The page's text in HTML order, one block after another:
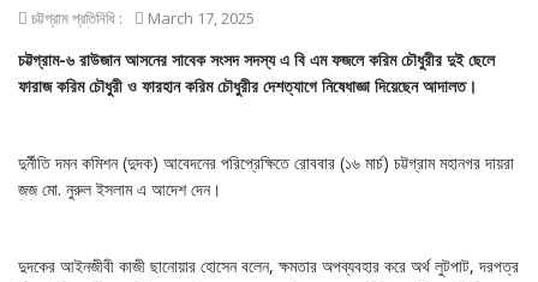
চট্টগ্রাম প্রতিনিধি : March 17, 2025
চট্টগ্রাম-৬ রাউজান আসনের সাবেক সংসদ সদস্য এ বি এম ফজলে করিম চৌধুরীর দুই ছেলে
ফারাজ করিম চৌধুরী ও ফারহান করিম চৌধুরীর দেশত্যাগে নিষেধাজ্ঞা দিয়েছেন আদালত।
দুর্নীতি দমন কমিশন (দুদক) আবেদনের পরিপ্রেক্ষিতে রোববার (১৬ মার্চ) চট্টগ্রাম মহানগর দায়রা
জজ মো. নুরুল ইসলাম এ আদেশ দেন।
দুদকের আইনজীবী কাজী ছানোয়ার হোসেন বলেন, ক্ষমতার অপব্যবহার করে অর্থ লুটপাট, দরপত্র